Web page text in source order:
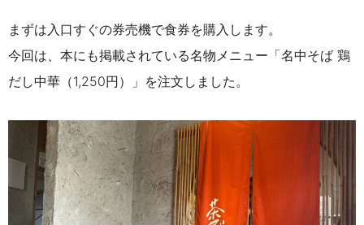
まずは入口すぐの券売機で食券を購入します。
今回は、本にも掲載されている名物メニュー「名中そば 鶏
だし中華（1,250円）」を注文しました。